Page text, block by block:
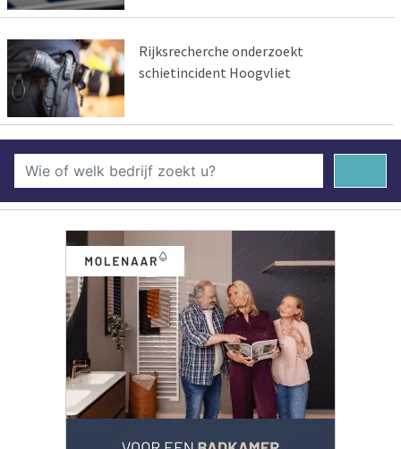
Rijksrecherche onderzoekt
schietincident Hoogvliet